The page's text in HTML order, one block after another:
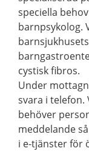
speciella
barnpsykolog.
cystisk fibros.
Under
svara i telefon.
behöver
meddelande
i e-tjänster för